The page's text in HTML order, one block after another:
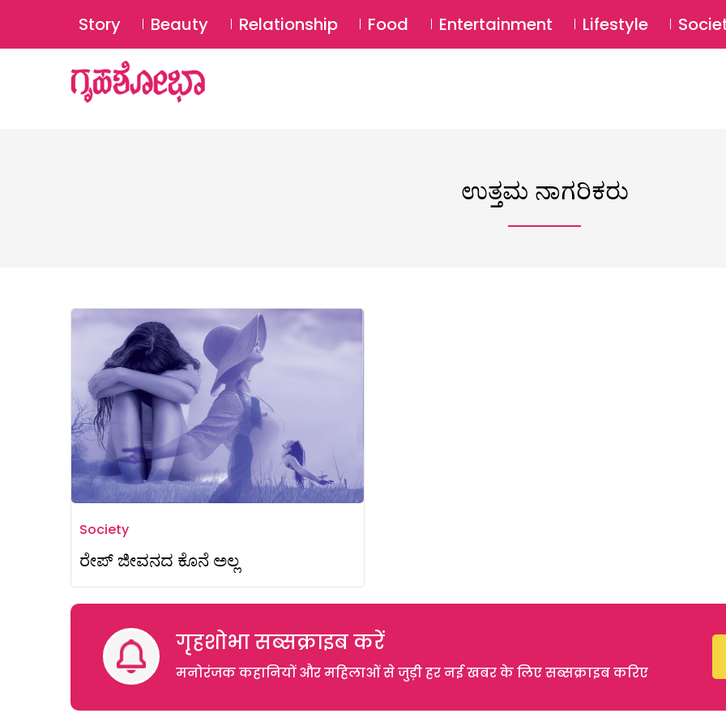
Story Beauty Relationship Food Entertainment Lifestyle
ಉತ್ತಮ ನಾಗರಿಕರು
Society
ರೇಪ್‌ ಜೀವನದ ಕೊನೆ ಅಲ್ಲ
गृहशोभा सब्सक्राइब करें
मनोरंजक कहानियों और महिलाओं से जुड़ी हर नई खबर के लिए सब्सक्राइब करिए